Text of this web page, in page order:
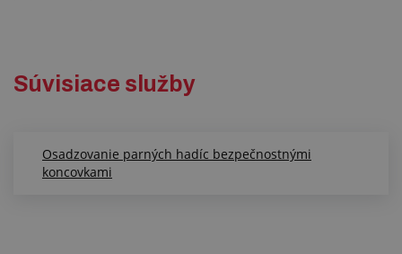
Súvisiace služby
Osadzovanie parných hadíc bezpečnostnými
koncovkami